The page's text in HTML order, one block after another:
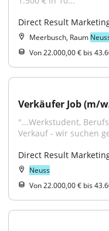
Direct Result
Meerbusch, Raum
Von 22.000,00 € bis
Verkäufer Job (m/
"...Werkstudent,
Verkauf - wir suchen
Direct Result
Neuss
Von 22.000,00 € bis